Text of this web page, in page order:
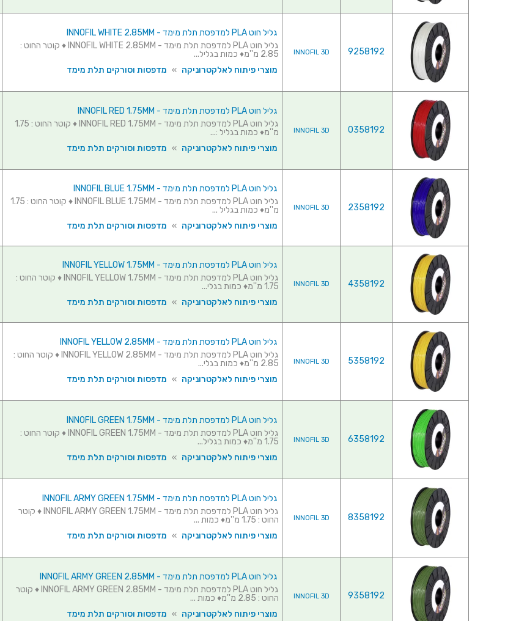
9258192
INNOFIL 3D
גליל חוט PLA למדפסת תלת מימד - INNOFIL WHITE 2.85MM
גליל חוט PLA למדפסת תלת מימד - INNOFIL WHITE 2.85MM ♦ קוטר החוט :
2.85 מ''מ♦ כמות בגליל...
מוצרי פיתוח לאלקטרוניקה » מדפסות וסורקים תלת מימד
0358192
INNOFIL 3D
גליל חוט PLA למדפסת תלת מימד - INNOFIL RED 1.75MM
גליל חוט PLA למדפסת תלת מימד - INNOFIL RED 1.75MM ♦ קוטר החוט : 1.75
מ''מ♦ כמות בגליל :...
מוצרי פיתוח לאלקטרוניקה » מדפסות וסורקים תלת מימד
2358192
INNOFIL 3D
גליל חוט PLA למדפסת תלת מימד - INNOFIL BLUE 1.75MM
גליל חוט PLA למדפסת תלת מימד - INNOFIL BLUE 1.75MM ♦ קוטר החוט : 1.75
מ''מ♦ כמות בגליל ...
מוצרי פיתוח לאלקטרוניקה » מדפסות וסורקים תלת מימד
4358192
INNOFIL 3D
גליל חוט PLA למדפסת תלת מימד - INNOFIL YELLOW 1.75MM
גליל חוט PLA למדפסת תלת מימד - INNOFIL YELLOW 1.75MM ♦ קוטר החוט :
1.75 מ''מ♦ כמות בגלי...
מוצרי פיתוח לאלקטרוניקה » מדפסות וסורקים תלת מימד
5358192
INNOFIL 3D
גליל חוט PLA למדפסת תלת מימד - INNOFIL YELLOW 2.85MM
גליל חוט PLA למדפסת תלת מימד - INNOFIL YELLOW 2.85MM ♦ קוטר החוט :
2.85 מ''מ♦ כמות בגלי...
מוצרי פיתוח לאלקטרוניקה » מדפסות וסורקים תלת מימד
6358192
INNOFIL 3D
גליל חוט PLA למדפסת תלת מימד - INNOFIL GREEN 1.75MM
גליל חוט PLA למדפסת תלת מימד - INNOFIL GREEN 1.75MM ♦ קוטר החוט :
1.75 מ''מ♦ כמות בגליל...
מוצרי פיתוח לאלקטרוניקה » מדפסות וסורקים תלת מימד
8358192
INNOFIL 3D
גליל חוט PLA למדפסת תלת מימד - INNOFIL ARMY GREEN 1.75MM
גליל חוט PLA למדפסת תלת מימד - INNOFIL ARMY GREEN 1.75MM ♦ קוטר
החוט : 1.75 מ''מ♦ כמות ...
מוצרי פיתוח לאלקטרוניקה » מדפסות וסורקים תלת מימד
9358192
INNOFIL 3D
גליל חוט PLA למדפסת תלת מימד - INNOFIL ARMY GREEN 2.85MM
גליל חוט PLA למדפסת תלת מימד - INNOFIL ARMY GREEN 2.85MM ♦ קוטר
החוט : 2.85 מ''מ♦ כמות ...
מוצרי פיתוח לאלקטרוניקה » מדפסות וסורקים תלת מימד